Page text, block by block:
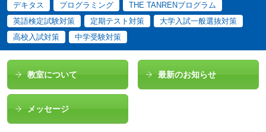
デキタス
プログラミング
THE TANRENプログラム
英語検定試験対策
定期テスト対策
大学入試一般選抜対策
高校入試対策
中学受験対策
教室について 最新のお知らせ
メッセージ